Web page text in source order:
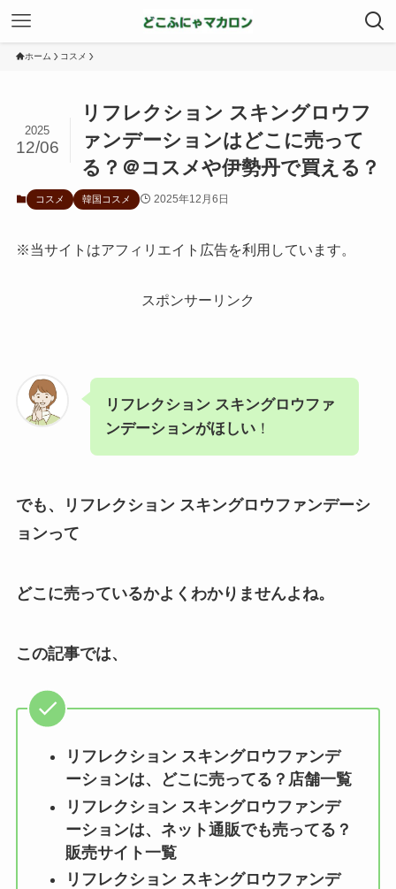
ホーム コスメ
リフレクション スキングロウフ
ァンデーションはどこに売って
る？＠コスメや伊勢丹で買える？
2025
12/06
コスメ 韓国コスメ 2025年12月6日
※当サイトはアフィリエイト広告を利用しています。
スポンサーリンク
リフレクション スキングロウファ
ンデーションがほしい！
でも、リフレクション スキングロウファンデーシ
ョンって
どこに売っているかよくわかりませんよね。
この記事では、
リフレクション スキングロウファンデ
ーションは、どこに売ってる？店舗一覧
リフレクション スキングロウファンデ
ーションは、ネット通販でも売ってる？
販売サイト一覧
リフレクション スキングロウファンデ